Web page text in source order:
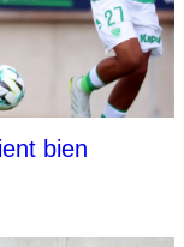
bien